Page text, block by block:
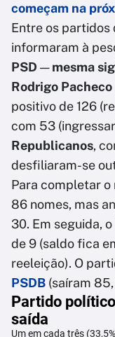
começam na
Entre os partidos
informaram à
PSD —mesma
Rodrigo Pacheco
positivo de 126
com 53
Republicanos,
desfiliaram-se
Para completar o
86 nomes, mas
30. Em seguida, o
de 9 (saldo fica
reeleição). O
PSDB (saíram